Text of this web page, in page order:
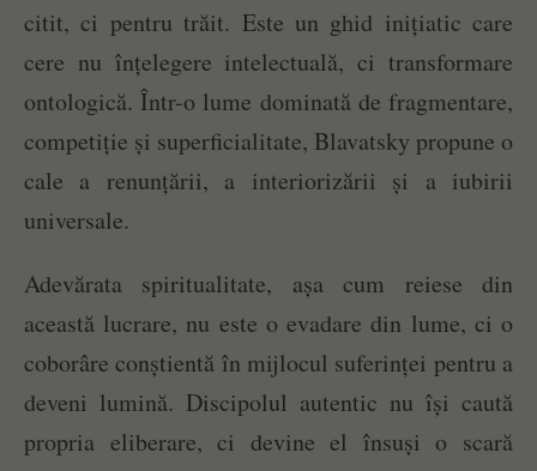
citit, ci pentru trăit. Este un ghid inițiatic care
cere nu înțelegere intelectuală, ci transformare
ontologică. Într-o lume dominată de fragmentare,
competiție și superficialitate, Blavatsky propune o
cale a renunțării, a interiorizării și a iubirii
universale.
Adevărata spiritualitate, așa cum reiese din
această lucrare, nu este o evadare din lume, ci o
coborâre conștientă în mijlocul suferinței pentru a
deveni lumină. Discipolul autentic nu își caută
propria eliberare, ci devine el însuși o scară